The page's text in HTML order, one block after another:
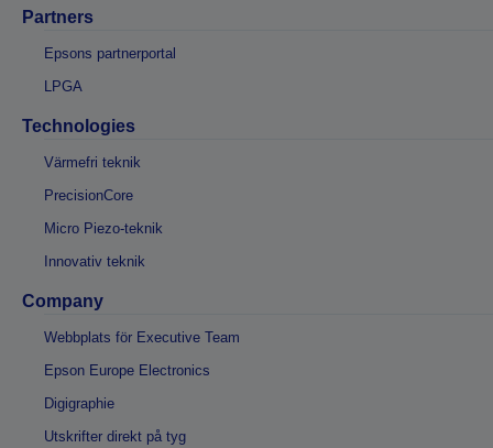
Partners
Epsons partnerportal
LPGA
Technologies
Värmefri teknik
PrecisionCore
Micro Piezo-teknik
Innovativ teknik
Company
Webbplats för Executive Team
Epson Europe Electronics
Digigraphie
Utskrifter direkt på tyg